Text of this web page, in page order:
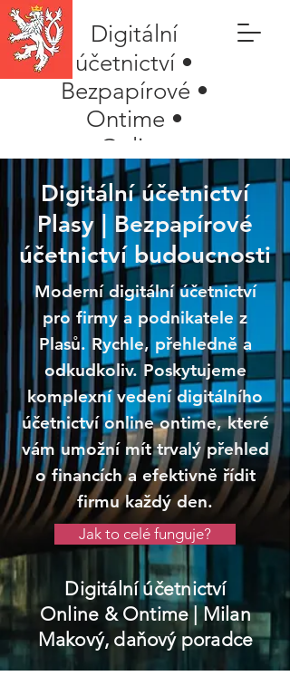
Digitální
účetnictví •
Bezpapírové •
Ontime •
Online
Digitální účetnictví
Plasy | Bezpapírové
účetnictví budoucnosti
Moderní digitální účetnictví
pro firmy a podnikatele z
Plasů. Rychle, přehledně a
odkudkoliv. Poskytujeme
komplexní vedení digitálního
účetnictví online ontime, které
vám umožní mít trvalý přehled
o financích a efektivně řídit
firmu každý den.
Jak to celé funguje?
Digitální účetnictví
Online & Ontime| Milan
Makový, daňový poradce